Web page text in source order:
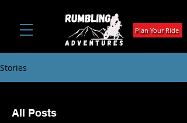
Plan Your Ride
Stories
All Posts